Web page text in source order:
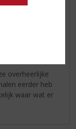
overheerlijke
eerder heb
waar wat er